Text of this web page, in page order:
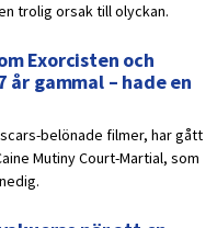
trolig orsak till olyckan.
Exorcisten och
år gammal – hade en
belönade filmer, har gått
Mutiny Court-Martial, som